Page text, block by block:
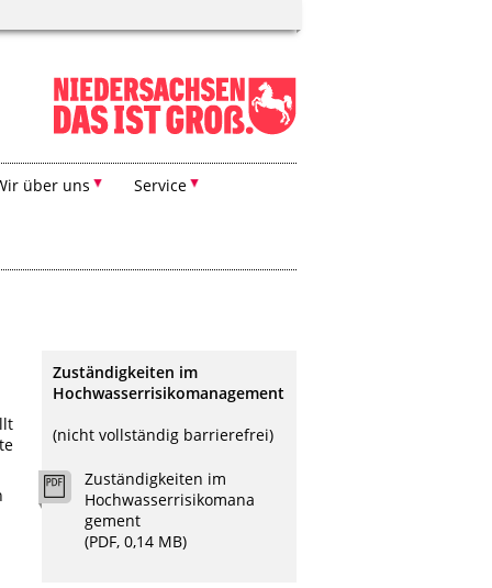
über uns Service
Zuständigkeiten im
Hochwasserrisikomanagement
(nicht vollständig barrierefrei)
Zuständigkeiten im
Hochwasserrisikomana
gement
(PDF, 0,14 MB)